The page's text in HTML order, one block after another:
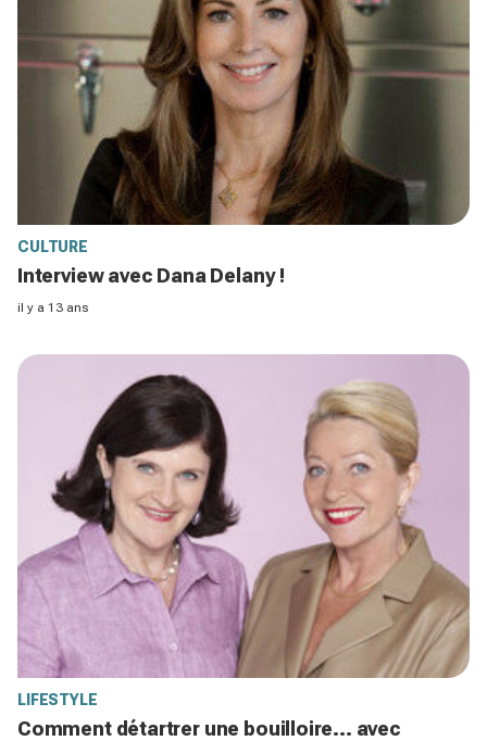
CULTURE
Interview avec Dana Delany !
il y a 13 ans
LIFESTYLE
Comment détartrer une bouilloire... avec